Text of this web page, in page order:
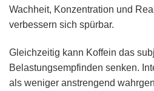
Wachheit, Konzentration und
verbessern sich spürbar.
Gleichzeitig kann Koffein das
Belastungsempfinden senken.
als weniger anstrengend